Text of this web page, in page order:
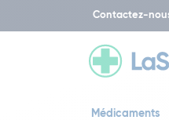
Contactez-
Médicaments